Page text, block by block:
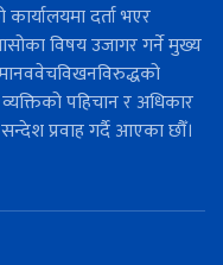
कार्यालयमा दर्ता भएर
विषय उजागर गर्ने मुख्य
पहिचान र अधिकार
प्रवाह गर्दै आएका छौँ।